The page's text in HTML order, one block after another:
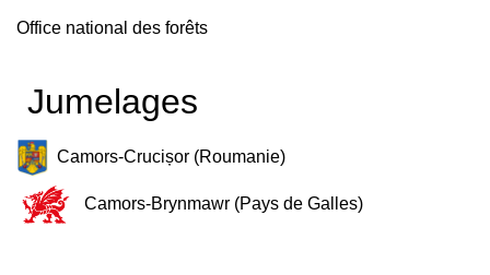
Office national des forêts
Jumelages
Camors-Crucișor (Roumanie)
Camors-Brynmawr (Pays de Galles)